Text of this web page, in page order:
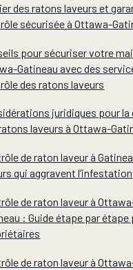
des ratons laveurs et
sécurisée à Ottawa-
pour sécuriser votre
Gatineau avec des
des ratons laveurs
juridiques pour la
laveurs à Ottawa-
de raton laveur à
qui aggravent l’infestation
de raton laveur à
: Guide étape par étape
de raton laveur à